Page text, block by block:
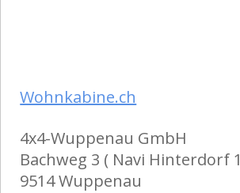
Wohnkabine.ch
4x4-Wuppenau GmbH
Bachweg 3 ( Navi Hinterdorf
9514 Wuppenau